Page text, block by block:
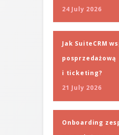
24 July 2026
Jak SuiteCRM
posprzedażową
i ticketing?
21 July 2026
Onboarding